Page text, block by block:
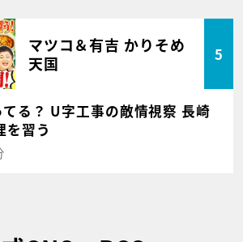
マツコ＆有吉 かりそめ
天国
5
る？ U字工事の敵情視察 長崎
を習う